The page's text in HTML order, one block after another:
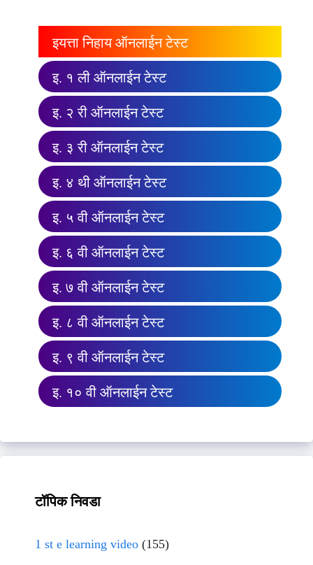
इयत्ता निहाय ऑनलाईन टेस्ट
इ. १ ली ऑनलाईन टेस्ट
इ. २ री ऑनलाईन टेस्ट
इ. ३ री ऑनलाईन टेस्ट
इ. ४ थी ऑनलाईन टेस्ट
इ. ५ वी ऑनलाईन टेस्ट
इ. ६ वी ऑनलाईन टेस्ट
इ. ७ वी ऑनलाईन टेस्ट
इ. ८ वी ऑनलाईन टेस्ट
इ. ९ वी ऑनलाईन टेस्ट
इ. १० वी ऑनलाईन टेस्ट
टॉपिक निवडा
1 st e learning video (155)